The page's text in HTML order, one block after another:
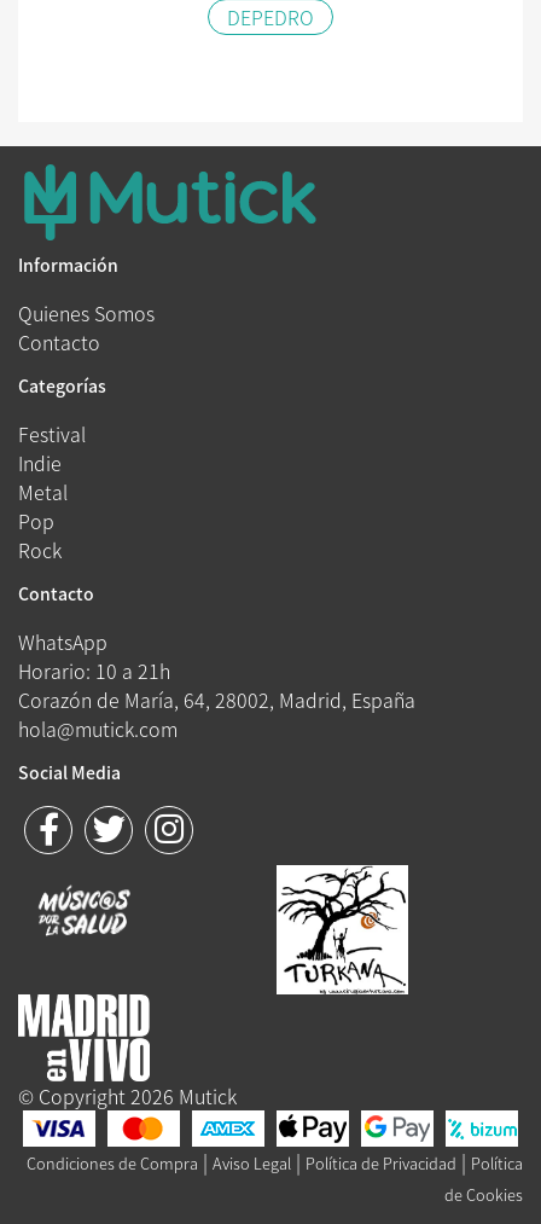
DEPEDRO
Información
Quienes Somos
Contacto
Categorías
Festival
Indie
Metal
Pop
Rock
Contacto
WhatsApp
Horario: 10 a 21h
Corazón de María, 64, 28002, Madrid, España
hola@mutick.com
Social Media
© Copyright 2026 Mutick
Condiciones de Compra | Aviso Legal | Política de Privacidad | Política
de Cookies